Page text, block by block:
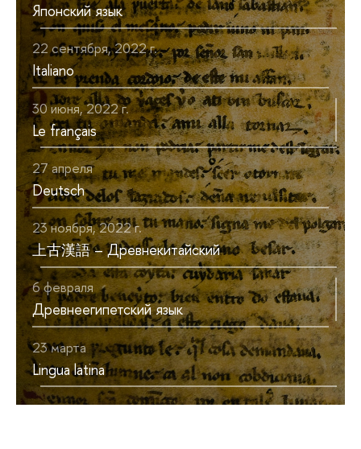
Японский язык
22 сентября, 2022 г.
Italiano
30 июня, 2022 г.
Le français
27 апреля
Deutsch
23 ноября, 2022 г.
上古漢語 – Древнекитайский
6 февраля
Древнеегипетский язык
23 марта
Lingua latina